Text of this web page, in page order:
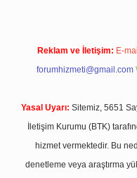
Reklam ve İletişim: E-
forumhizmeti@gmail.com
Yasal Uyarı: Sitemiz, 5651
İletişim Kurumu (BTK)
hizmet vermektedir. Bu
denetleme veya araştırma